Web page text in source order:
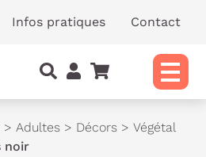
Infos pratiques Contact
> Adultes > Décors > Végétal
noir